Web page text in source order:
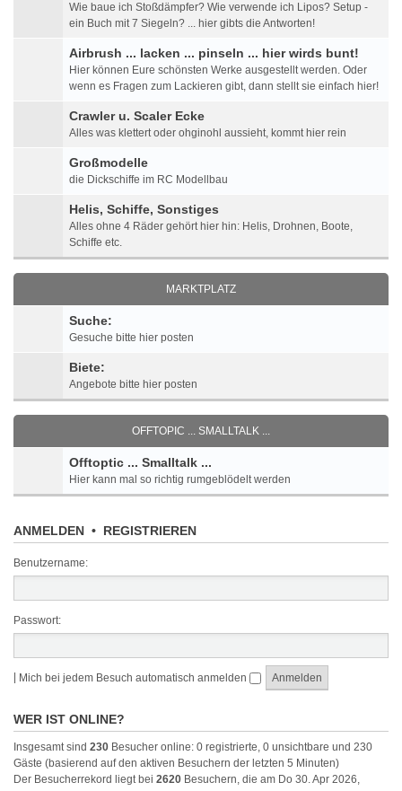
Wie baue ich Stoßdämpfer? Wie verwende ich Lipos? Setup -
ein Buch mit 7 Siegeln? ... hier gibts die Antworten!
Airbrush ... lacken ... pinseln ... hier wirds bunt!
Hier können Eure schönsten Werke ausgestellt werden. Oder
wenn es Fragen zum Lackieren gibt, dann stellt sie einfach hier!
Crawler u. Scaler Ecke
Alles was klettert oder ohginohl aussieht, kommt hier rein
Großmodelle
die Dickschiffe im RC Modellbau
Helis, Schiffe, Sonstiges
Alles ohne 4 Räder gehört hier hin: Helis, Drohnen, Boote,
Schiffe etc.
MARKTPLATZ
Suche:
Gesuche bitte hier posten
Biete:
Angebote bitte hier posten
OFFTOPIC ... SMALLTALK ...
Offtoptic ... Smalltalk ...
Hier kann mal so richtig rumgeblödelt werden
ANMELDEN • REGISTRIEREN
Benutzername:
Passwort:
Mich bei jedem Besuch automatisch anmelden
WER IST ONLINE?
Insgesamt sind 230 Besucher online: 0 registrierte, 0 unsichtbare und 230
Gäste (basierend auf den aktiven Besuchern der letzten 5 Minuten)
Der Besucherrekord liegt bei 2620 Besuchern, die am Do 30. Apr 2026,